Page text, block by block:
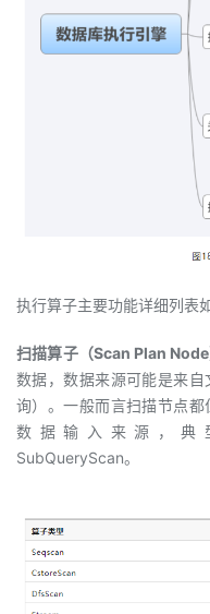
执行算子主要功能详细列表如
扫描算子（Scan Plan Node
数据，数据来源可能是来
询）。一般而言扫描节点
数据输入来源，典型
SubQueryScan。